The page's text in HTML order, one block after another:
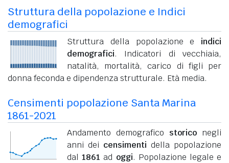
Struttura della popolazione e Indici
demografici
Struttura della popolazione e indici
demografici. Indicatori di vecchiaia,
natalità, mortalità, carico di figli per
donna feconda e dipendenza strutturale. Età media.
Censimenti popolazione Santa Marina
1861-2021
Andamento demografico storico negli
anni dei censimenti della popolazione
dal1861 ad oggi. Popolazione legale e